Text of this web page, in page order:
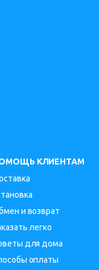
КЛИЕНТАМ
и возврат
легко
для дома
оплаты